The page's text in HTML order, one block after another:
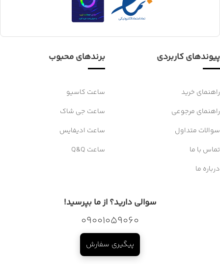
پیوندهای کاربردی
راهنمای خرید
راهنمای مرجوعی
سوالات متداول
تماس با ما
درباره ما
برندهای محبوب
ساعت کاسیو
ساعت جی شاک
ساعت ادیفایس
ساعت Q&Q
سوالی دارید؟ از ما بپرسید!
09001059060
پیگیری سفارش